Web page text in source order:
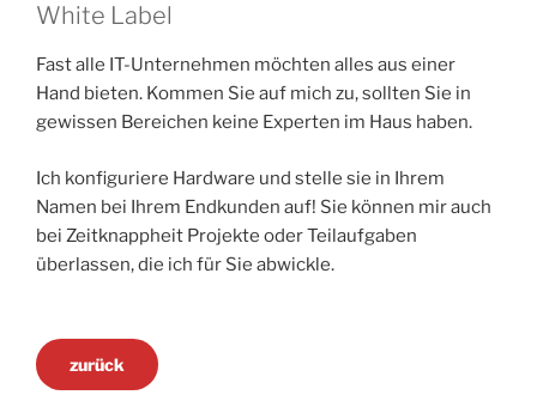
White Label
Fast alle IT-Unternehmen möchten alles aus einer
Hand bieten. Kommen Sie auf mich zu, sollten Sie in
gewissen Bereichen keine Experten im Haus haben.
Ich konfiguriere Hardware und stelle sie in Ihrem
Namen bei Ihrem Endkunden auf! Sie können mir auch
bei Zeitknappheit Projekte oder Teilaufgaben
überlassen, die ich für Sie abwickle.
zurück